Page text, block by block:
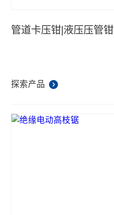
管道卡压钳|液压压管钳
探索产品